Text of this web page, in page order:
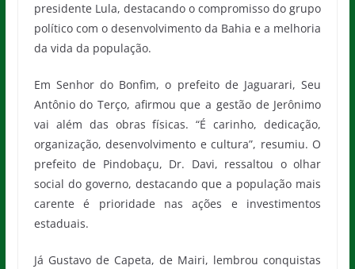
presidente Lula, destacando o compromisso do grupo
político com o desenvolvimento da Bahia e a melhoria
da vida da população.
Em Senhor do Bonfim, o prefeito de Jaguarari, Seu
Antônio do Terço, afirmou que a gestão de Jerônimo
vai além das obras físicas. “É carinho, dedicação,
organização, desenvolvimento e cultura”, resumiu. O
prefeito de Pindobaçu, Dr. Davi, ressaltou o olhar
social do governo, destacando que a população mais
carente é prioridade nas ações e investimentos
estaduais.
Já Gustavo de Capeta, de Mairi, lembrou conquistas